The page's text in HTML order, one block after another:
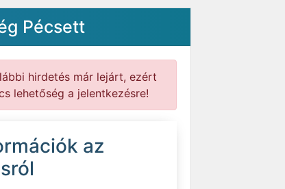
Pécsett
hirdetés már lejárt, ezért
lehetőség a jelentkezésre!
az